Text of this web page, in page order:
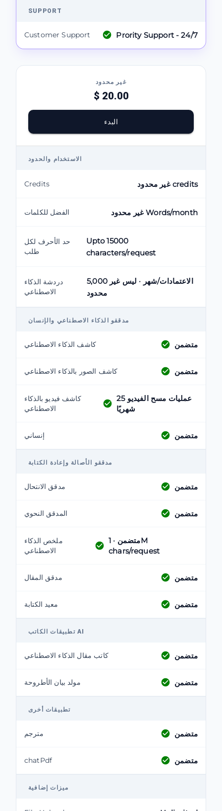
SUPPORT
Customer Support Prority Support - 24/7
غير محدود
$ 20.00
البدء
الاستخدام والحدود
Credits غير محدود credits
الفضل للكلمات غير محدود Words/month
حد الأحرف لكل
طلب
Upto 15000
characters/request
دردشة الذكاء
الاصطناعي
5,000 الاعتمادات/شهر · ليس غير
محدود
مدققو الذكاء الاصطناعي والإنسان
كاشف الذكاء الاصطناعي متضمن
كاشف الصور بالذكاء الاصطناعي متضمن
كاشف فيديو بالذكاء
الاصطناعي
25 عمليات مسح الفيديو
شهريًا
إنساني متضمن
مدققو الأصالة وإعادة الكتابة
مدقق الانتحال متضمن
المدقق النحوي متضمن
ملخص الذكاء
الاصطناعي
متضمن
· 1M
chars/request
مدقق المقال متضمن
معيد الكتابة متضمن
تطبيقات الكاتب AI
كاتب مقال الذكاء الاصطناعي متضمن
مولد بيان الأطروحة متضمن
تطبيقات أخرى
مترجم متضمن
chatPdf متضمن
ميزات إضافية